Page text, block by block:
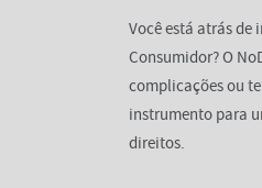
Você está atrás de
Consumidor? O
complicações ou
instrumento para
direitos.